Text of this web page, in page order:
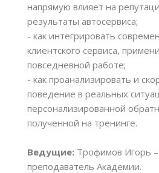
напрямую влияет на
результаты автосервиса;
- как интегрировать
клиентского сервиса,
повседневной работе;
- как проанализировать и
поведение в реальных
персонализированной
полученной на тренинге.
Ведущие: Трофимов Игорь
преподаватель Академии.